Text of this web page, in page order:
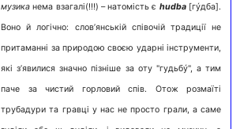
музиканема взагалі(!!!) – натомість є hudba[гýдба].
Воно й логічно: слов’янській співочій традиції не
притаманні за природою своєю ударні інструменти,
які з’явилися значно пізніше за оту "гудьбý", а тим
паче за чистий горловий спів. Отож розмаїті
трубадури та гравці у нас не просто грали, а саме